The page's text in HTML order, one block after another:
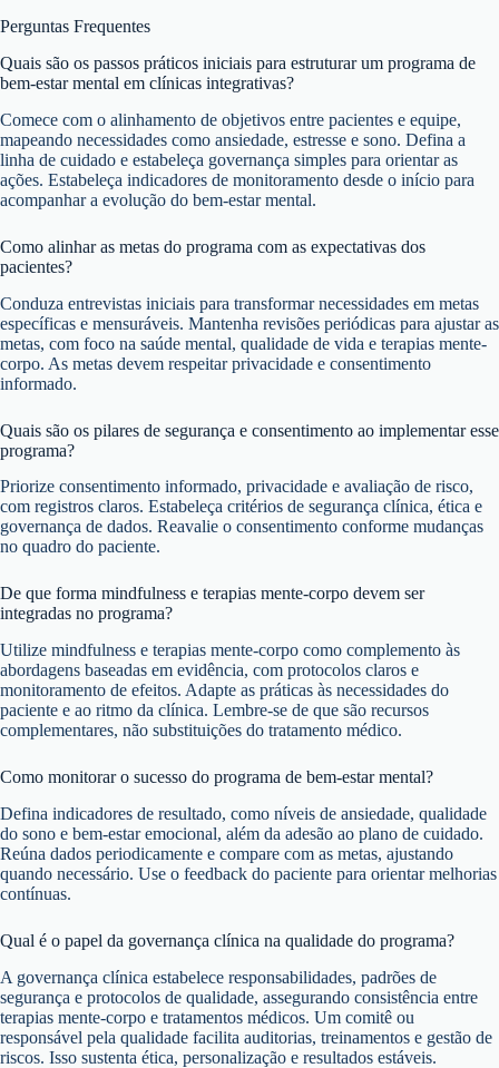
Perguntas Frequentes
Quais são os passos práticos iniciais para estruturar um programa de
bem-estar mental em clínicas integrativas?
Comece com o alinhamento de objetivos entre pacientes e equipe,
mapeando necessidades como ansiedade, estresse e sono. Defina a
linha de cuidado e estabeleça governança simples para orientar as
ações. Estabeleça indicadores de monitoramento desde o início para
acompanhar a evolução do bem-estar mental.
Como alinhar as metas do programa com as expectativas dos
pacientes?
Conduza entrevistas iniciais para transformar necessidades em metas
específicas e mensuráveis. Mantenha revisões periódicas para ajustar as
metas, com foco na saúde mental, qualidade de vida e terapias mente-
corpo. As metas devem respeitar privacidade e consentimento
informado.
Quais são os pilares de segurança e consentimento ao implementar esse
programa?
Priorize consentimento informado, privacidade e avaliação de risco,
com registros claros. Estabeleça critérios de segurança clínica, ética e
governança de dados. Reavalie o consentimento conforme mudanças
no quadro do paciente.
De que forma mindfulness e terapias mente-corpo devem ser
integradas no programa?
Utilize mindfulness e terapias mente-corpo como complemento às
abordagens baseadas em evidência, com protocolos claros e
monitoramento de efeitos. Adapte as práticas às necessidades do
paciente e ao ritmo da clínica. Lembre-se de que são recursos
complementares, não substituições do tratamento médico.
Como monitorar o sucesso do programa de bem-estar mental?
Defina indicadores de resultado, como níveis de ansiedade, qualidade
do sono e bem-estar emocional, além da adesão ao plano de cuidado.
Reúna dados periodicamente e compare com as metas, ajustando
quando necessário. Use o feedback do paciente para orientar melhorias
contínuas.
Qual é o papel da governança clínica na qualidade do programa?
A governança clínica estabelece responsabilidades, padrões de
segurança e protocolos de qualidade, assegurando consistência entre
terapias mente-corpo e tratamentos médicos. Um comitê ou
responsável pela qualidade facilita auditorias, treinamentos e gestão de
riscos. Isso sustenta ética, personalização e resultados estáveis.